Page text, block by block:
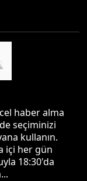
haber alma
seçiminizi
kullanın.
içi her gün
18:30'da